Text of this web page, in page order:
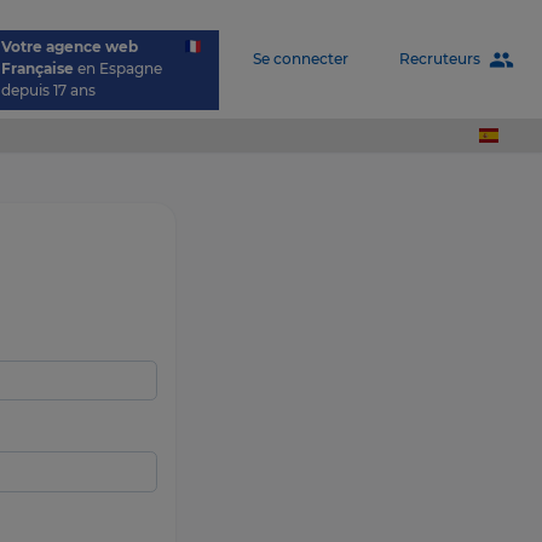
Votre agence web
Française en Espagne
depuis 17 ans
Se connecter Recruteurs people